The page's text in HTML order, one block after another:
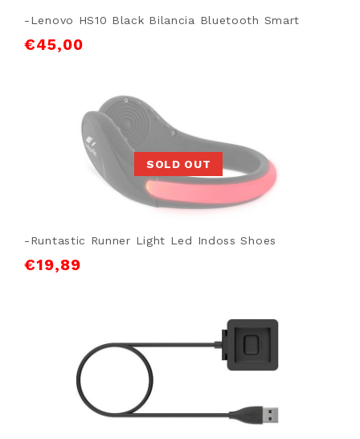
-Lenovo HS10 Black Bilancia Bluetooth Smart
€45,00
SOLD OUT
-Runtastic Runner Light Led Indoss Shoes
€19,89